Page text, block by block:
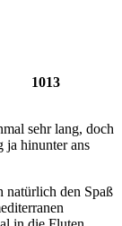
1013
sehr lang, doch
ja hinunter ans
natürlich den Spaß